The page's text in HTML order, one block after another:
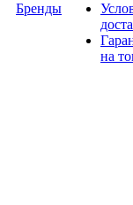
Бренды
на